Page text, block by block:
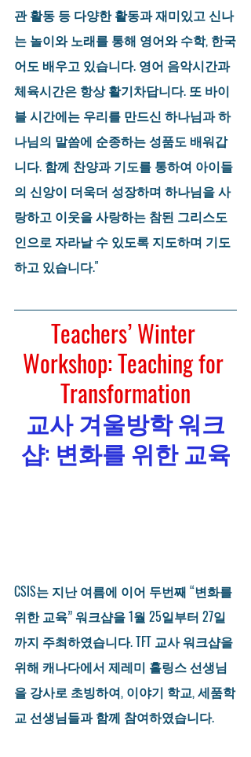
관 활동 등 다양한 활동과 재미있고 신나
는 놀이와 노래를 통해 영어와 수학, 한국
어도 배우고 있습니다. 영어 음악시간과
체육시간은 항상 활기차답니다. 또 바이
블 시간에는 우리를 만드신 하나님과 하
나님의 말씀에 순종하는 성품도 배워갑
니다. 함께 찬양과 기도를 통하여 아이들
의 신앙이 더욱더 성장하며 하나님을 사
랑하고 이웃을 사랑하는 참된 그리스도
인으로 자라날 수 있도록 지도하며 기도
하고 있습니다."
Teachers’ Winter
Workshop: Teaching for
Transformation
교사 겨울방학 워크
샵: 변화를 위한 교육
CSIS는 지난 여름에 이어 두번째 “변화를
위한 교육” 워크샵을 1월 25일부터 27일
까지 주최하였습니다. TFT 교사 워크샵을
위해 캐나다에서 제레미 홀링스 선생님
을 강사로 초빙하여, 이야기 학교, 세품학
교 선생님들과 함께 참여하였습니다.